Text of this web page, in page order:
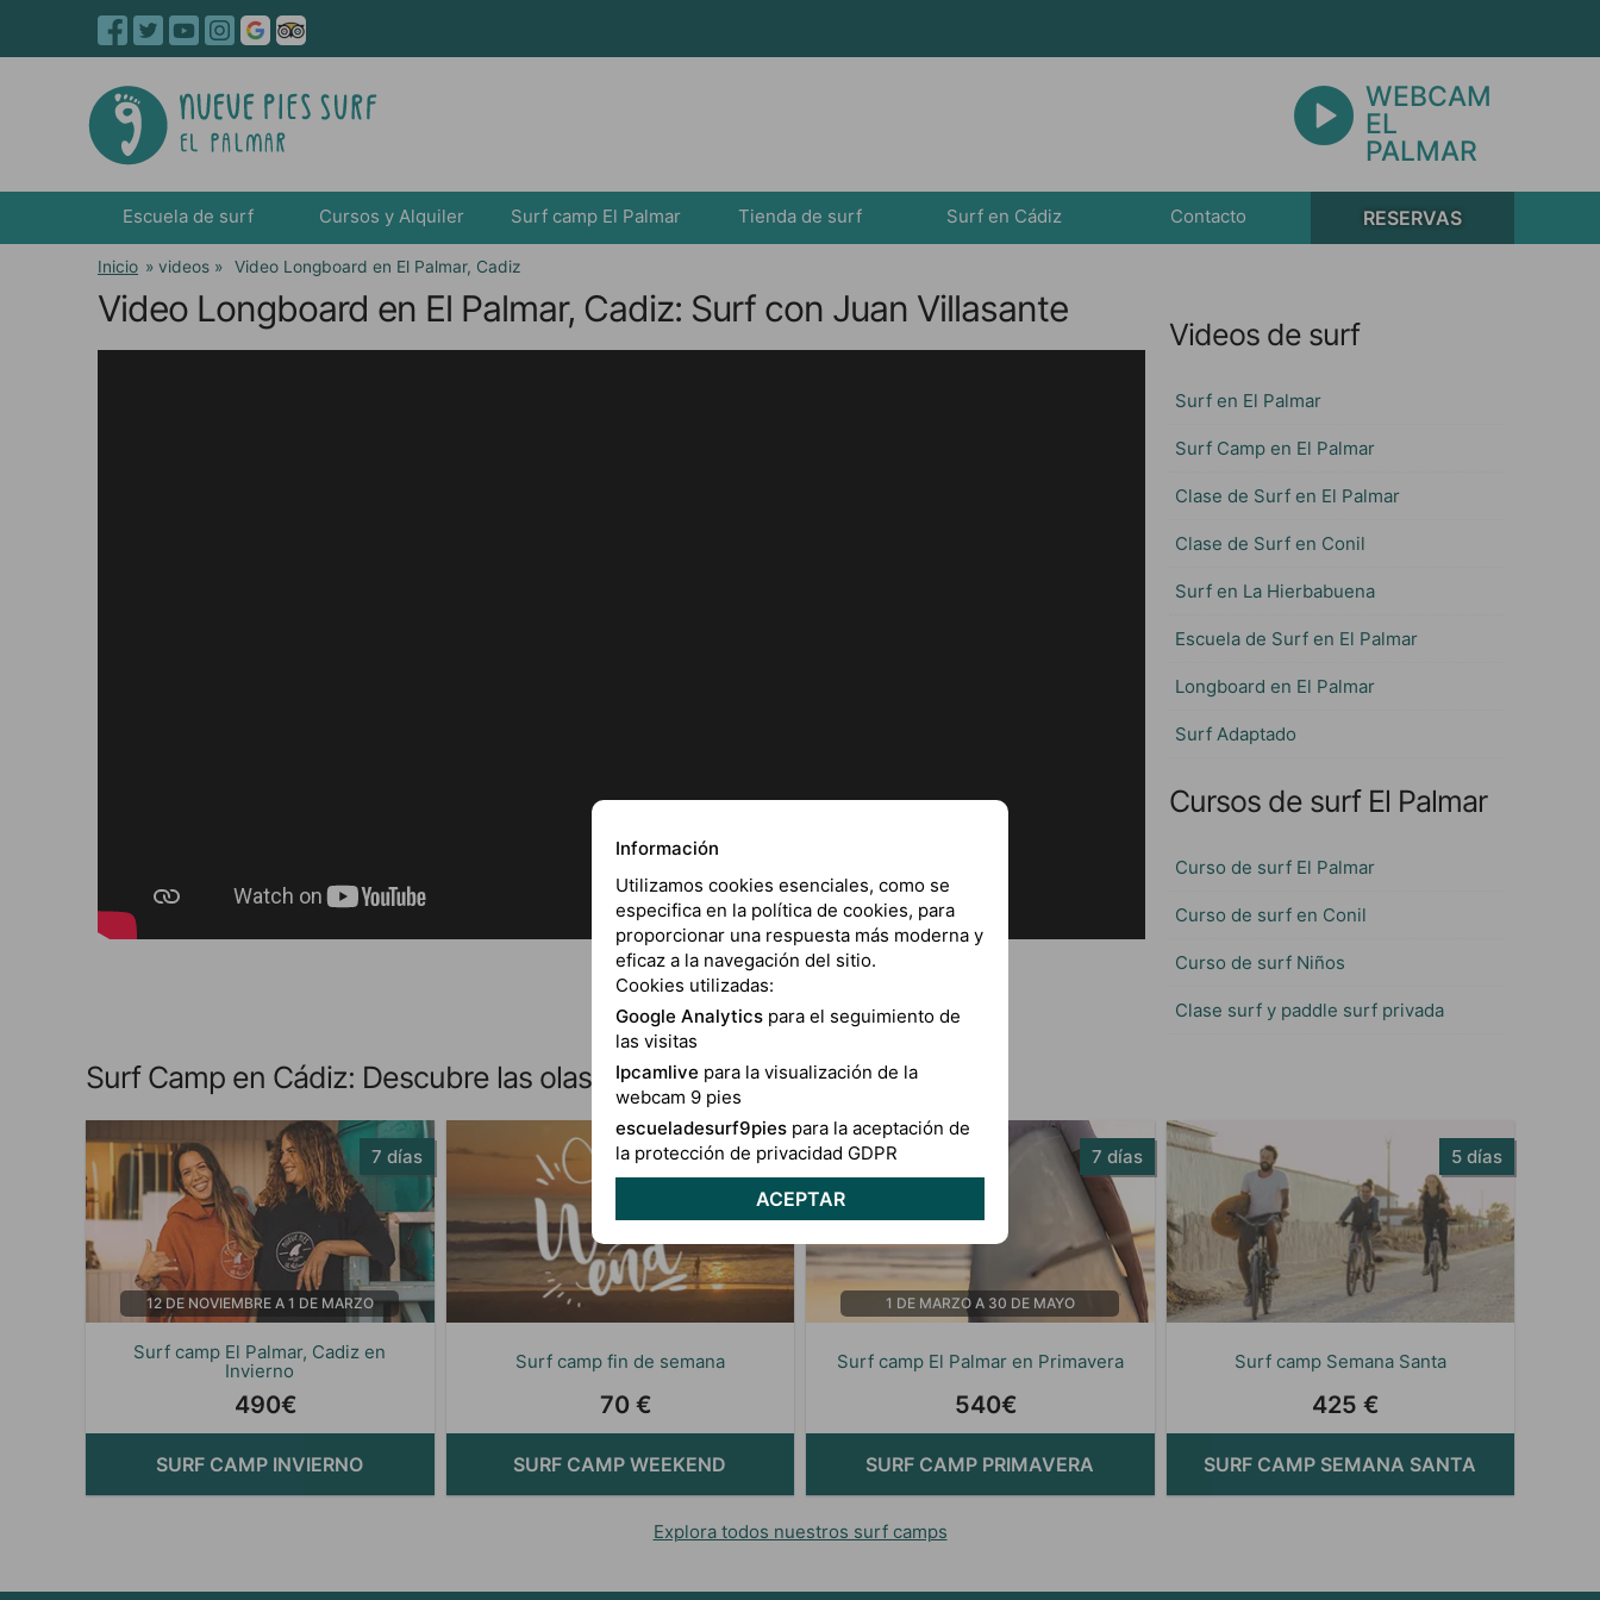
WEBCAM
EL
PALMAR
Escuela de surf Cursos y Alquiler Surf camp El Palmar Tienda de surf Surf en Cádiz Contacto RESERVAS
Inicio » videos » Video Longboard en El Palmar, Cadiz
Video Longboard en El Palmar, Cadiz: Surf con Juan Villasante
Videos de surf
Surf en El Palmar
Surf Camp en El Palmar
Clase de Surf en El Palmar
Clase de Surf en Conil
Surf en La Hierbabuena
Escuela de Surf en El Palmar
Longboard en El Palmar
Surf Adaptado
Cursos de surf El Palmar
Curso de surf El Palmar
Curso de surf en Conil
Curso de surf Niños
Clase surf y paddle surf privada
Surf Camp en Cádiz: Descubre las olas de El Palmar, Andalucía
Surf camp El Palmar, Cadiz en
Invierno
7 días
12 DE NOVIEMBRE A 1 DE MARZO
490€
SURF CAMP INVIERNO
Surf camp fin de semana
2 días
70 €
SURF CAMP WEEKEND
Surf camp El Palmar en Primavera
7 días
540€
1 DE MARZO A 30 DE MAYO
SURF CAMP PRIMAVERA
Surf camp Semana Santa
5 días
425 €
SURF CAMP SEMANA SANTA
Explora todos nuestros surf camps
Información
Utilizamos cookies esenciales, como se
especifica en la política de cookies, para
proporcionar una respuesta más moderna y
eficaz a la navegación del sitio.
Cookies utilizadas:
Google Analytics para el seguimiento de
las visitas
Ipcamlive para la visualización de la
webcam 9 pies
escueladesurf9pies para la aceptación de
la protección de privacidad GDPR
ACEPTAR